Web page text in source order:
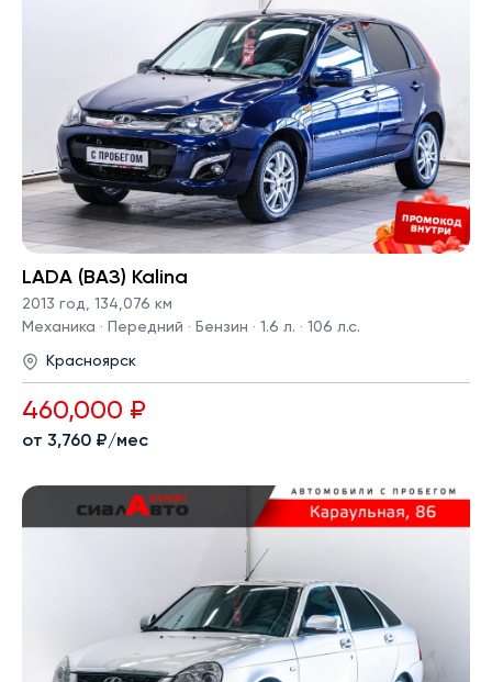
LADA (ВАЗ) Kalina
2013 год, 134,076 км
Механика · Передний · Бензин · 1.6 л. · 106 л.с.
Красноярск
460,000 ₽
от 3,760 ₽/мес